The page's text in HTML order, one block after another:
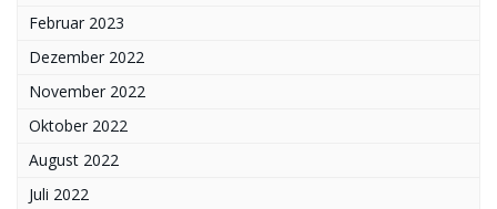
Februar 2023
Dezember 2022
November 2022
Oktober 2022
August 2022
Juli 2022